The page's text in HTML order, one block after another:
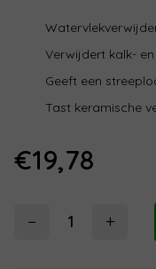
Verwijdert kalk-
Geeft een
Tast keramische
€19,78
− +